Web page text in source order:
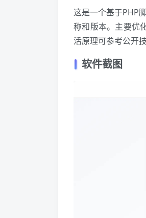
这是一个基于PHP
称和版本。主要优
活原理可参考公开
软件截图